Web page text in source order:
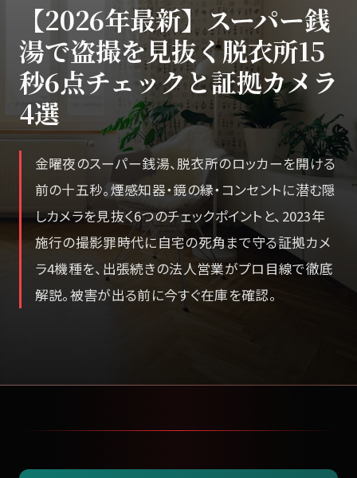
【2026年最新】スーパー銭
湯で盗撮を見抜く脱衣所15
秒6点チェックと証拠カメラ
4選
金曜夜のスーパー銭湯、脱衣所のロッカーを開ける
前の十五秒。煙感知器・鏡の縁・コンセントに潜む隠
しカメラを見抜く6つのチェックポイントと、2023年
施行の撮影罪時代に自宅の死角まで守る証拠カメ
ラ4機種を、出張続きの法人営業がプロ目線で徹底
解説。被害が出る前に今すぐ在庫を確認。